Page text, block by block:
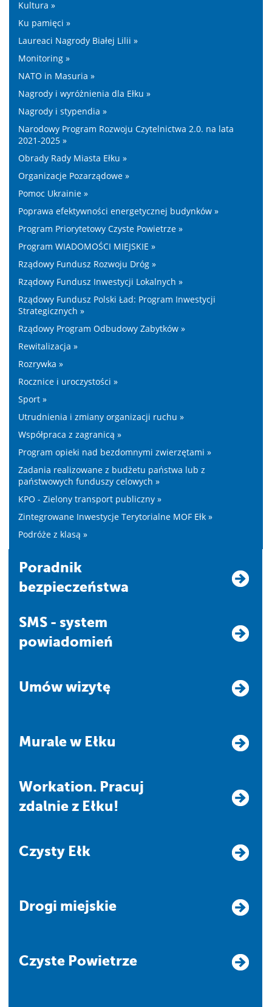
Kultura »
Ku pamięci »
Laureaci Nagrody Białej Lilii »
Monitoring »
NATO in Masuria »
Nagrody i wyróżnienia dla Ełku »
Nagrody i stypendia »
Narodowy Program Rozwoju Czytelnictwa 2.0. na lata
2021-2025 »
Obrady Rady Miasta Ełku »
Organizacje Pozarządowe »
Pomoc Ukrainie »
Poprawa efektywności energetycznej budynków »
Program Priorytetowy Czyste Powietrze »
Program WIADOMOŚCI MIEJSKIE »
Rządowy Fundusz Rozwoju Dróg »
Rządowy Fundusz Inwestycji Lokalnych »
Rządowy Fundusz Polski Ład: Program Inwestycji
Strategicznych »
Rządowy Program Odbudowy Zabytków »
Rewitalizacja »
Rozrywka »
Rocznice i uroczystości »
Sport »
Utrudnienia i zmiany organizacji ruchu »
Współpraca z zagranicą »
Program opieki nad bezdomnymi zwierzętami »
Zadania realizowane z budżetu państwa lub z
państwowych funduszy celowych »
KPO - Zielony transport publiczny »
Zintegrowane Inwestycje Terytorialne MOF Ełk »
Podróże z klasą »
Poradnik
bezpieczeństwa
SMS - system
powiadomień
Umów wizytę
Murale w Ełku
Workation. Pracuj
zdalnie z Ełku!
Czysty Ełk
Drogi miejskie
Czyste Powietrze